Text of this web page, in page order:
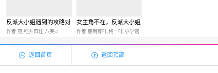
反派大小姐遇到的攻略对
象各个都太有问题了
作者:宛,稻井田壮,八美✩
女主角不在，反派大小姐
毁弃婚约和犬系随从一起
作者:慈朗有叶,柊一叶,小学馆
返回首页 返回顶部